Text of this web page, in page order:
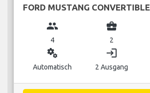
FORD MUSTANG CONVERTIBLE
group
4
business_center
2
miscellaneous_services
Automatisch
login
2 Ausgang